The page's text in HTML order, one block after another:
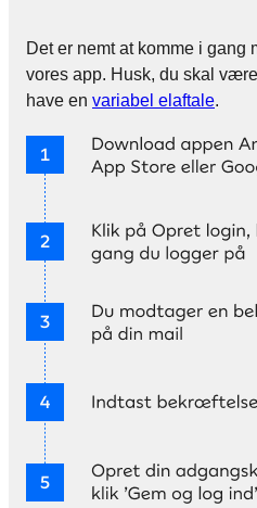
Det er nemt at komme i gang
vores app. Husk, du skal
have en variabel elaftale.